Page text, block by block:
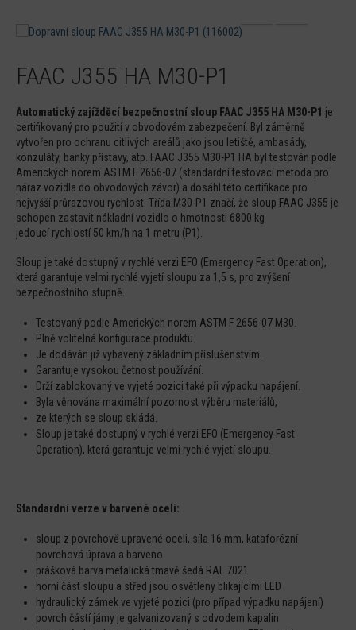
FAAC J355 HA M30-P1
Automatický zajížděcí bezpečnostní sloup FAAC J355 HA M30-P1 je
certifikovaný pro použití v obvodovém zabezpečení. Byl záměrně
vytvořen pro ochranu citlivých areálů jako jsou letiště, ambasády,
konzuláty, banky přístavy, atp. FAAC J355 M30-P1 HA byl testován podle
Amerických norem ASTM F 2656-07 (standardní testovací metoda pro
náraz vozidla do obvodových závor) a dosáhl této certifikace pro
nejvyšší průrazovou rychlost. Třída M30-P1 značí, že sloup FAAC J355 je
schopen zastavit nákladní vozidlo o hmotnosti 6800 kg
jedoucí rychlostí 50 km/h na 1 metru (P1).
Sloup je také dostupný v rychlé verzi EFO (Emergency Fast Operation),
která garantuje velmi rychlé vyjetí sloupu za 1,5 s, pro zvýšení
bezpečnostního stupně.
Testovaný podle Amerických norem ASTM F 2656-07 M30.
Plně volitelná konfigurace produktu.
Je dodáván již vybavený základním příslušenstvím.
Garantuje vysokou četnost používání.
Drží zablokovaný ve vyjeté pozici také při výpadku napájení.
Byla věnována maximální pozornost výběru materiálů,
ze kterých se sloup skládá.
Sloup je také dostupný v rychlé verzi EFO (Emergency Fast
Operation), která garantuje velmi rychlé vyjetí sloupu.
Standardní verze v barvené oceli:
sloup z povrchově upravené oceli, síla 16 mm, kataforézní
povrchová úprava a barveno
prášková barva metalická tmavě šedá RAL 7021
horní část sloupu a střed jsou osvětleny blikajícími LED
hydraulický zámek ve vyjeté pozici (pro případ výpadku napájení)
povrch částí jámy je galvanizovaný s odvodem kapalin